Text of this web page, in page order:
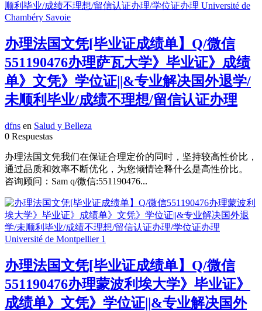
办理法国文凭[毕业证成绩单】Q/微信
551190476办理萨瓦大学》毕业证》成绩
单》文凭》学位证||&专业解决国外退学/
未顺利毕业/成绩不理想/留信认证办理
dfns en Salud y Belleza
0 Respuestas
办理法国文凭我们在保证合理定价的同时，坚持较高性价比，
通过品质和效率不断优化，为您倾情诠释什么是高性价比。
咨询顾问：Sam q/微信:551190476...
办理法国文凭[毕业证成绩单】Q/微信
551190476办理蒙波利埃大学》毕业证》
成绩单》文凭》学位证||&专业解决国外